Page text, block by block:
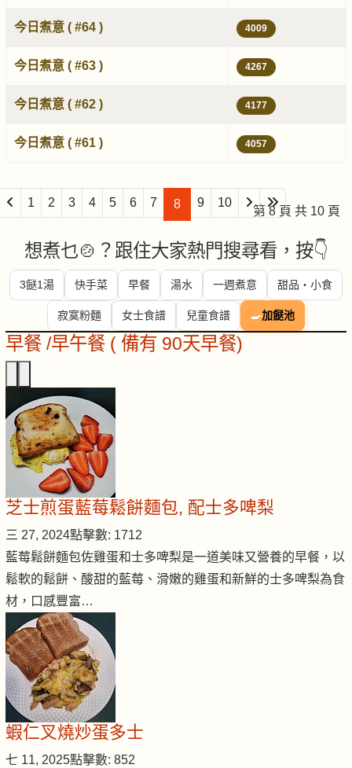
今日煮意 ( #64 ) 4009
今日煮意 ( #63 ) 4267
今日煮意 ( #62 ) 4177
今日煮意 ( #61 ) 4057
第 8 頁 共 10 頁
1 2 3 4 5 6 7 8 9 10
想煮乜🍲？跟住大家熱門搜尋看，按👇
3餸1湯 快手菜 早餐 湯水 一週煮意 甜品・小食
寂寞粉麵 女士食譜 兒童食譜 🍳加餸池
早餐 /早午餐 ( 備有 90天早餐)
芝士煎蛋藍莓鬆餅麵包, 配士多啤梨
三 27, 2024點擊數: 1712
藍莓鬆餅麵包佐雞蛋和士多啤梨是一道美味又營養的早餐，以
鬆軟的鬆餅、酸甜的藍莓、滑嫩的雞蛋和新鮮的士多啤梨為食
材，口感豐富…
蝦仁叉燒炒蛋多士
七 11, 2025點擊數: 852